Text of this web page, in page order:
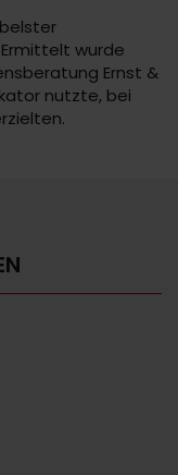
wurde
Ernst &
nutzte, bei